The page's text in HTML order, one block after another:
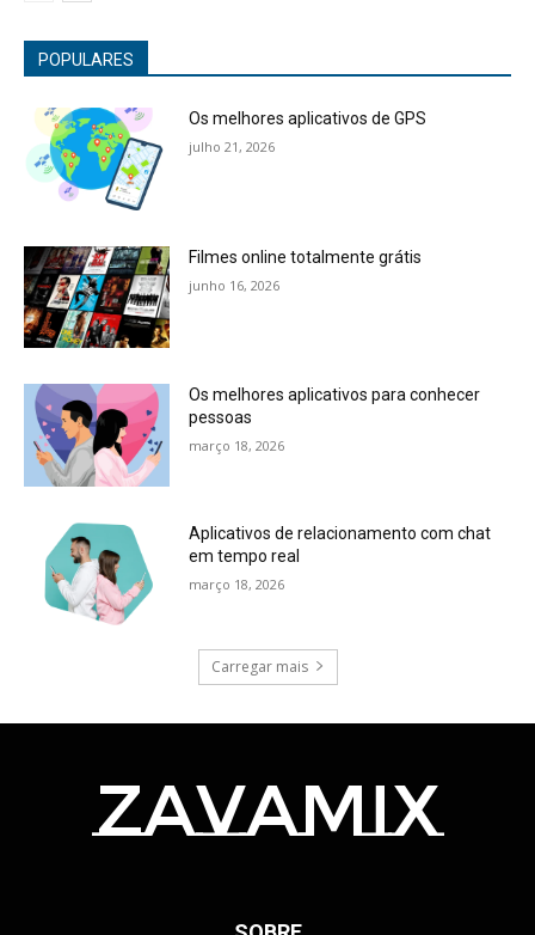
POPULARES
Os melhores aplicativos de GPS
julho 21, 2026
Filmes online totalmente grátis
junho 16, 2026
Os melhores aplicativos para conhecer
pessoas
março 18, 2026
Aplicativos de relacionamento com chat
em tempo real
março 18, 2026
Carregar mais
zavamix